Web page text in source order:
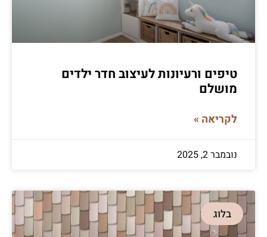
טיפים ורעיונות לעיצוב חדר ילדים
מושלם
לקריאה »
נובמבר 2, 2025
בלוג